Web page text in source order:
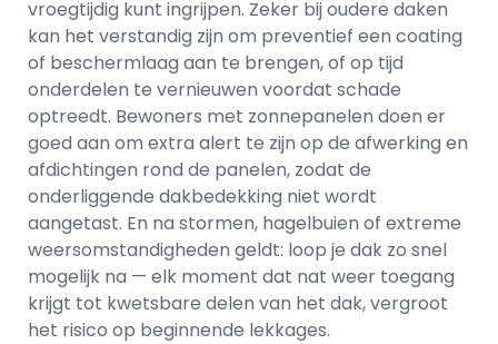
vroegtijdig kunt ingrijpen. Zeker bij oudere daken
kan het verstandig zijn om preventief een coating
of beschermlaag aan te brengen, of op tijd
onderdelen te vernieuwen voordat schade
optreedt. Bewoners met zonnepanelen doen er
goed aan om extra alert te zijn op de afwerking en
afdichtingen rond de panelen, zodat de
onderliggende dakbedekking niet wordt
aangetast. En na stormen, hagelbuien of extreme
weersomstandigheden geldt: loop je dak zo snel
mogelijk na — elk moment dat nat weer toegang
krijgt tot kwetsbare delen van het dak, vergroot
het risico op beginnende lekkages.